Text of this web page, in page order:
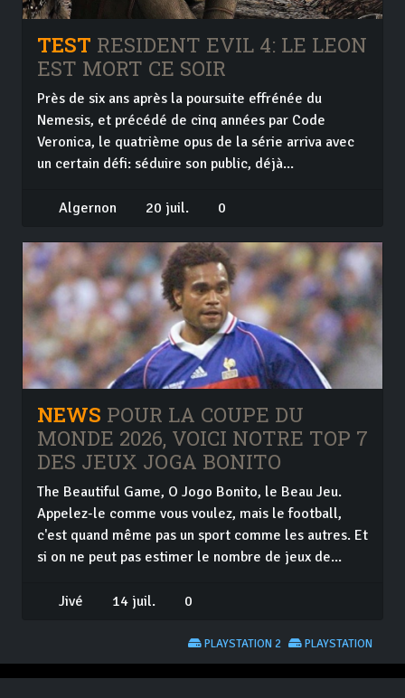
TEST RESIDENT EVIL 4: LE LEON
EST MORT CE SOIR
Près de six ans après la poursuite effrénée du
Nemesis, et précédé de cinq années par Code
Veronica, le quatrième opus de la série arriva avec
un certain défi: séduire son public, déjà...
Algernon 20 juil. 0
NEWS POUR LA COUPE DU
MONDE 2026, VOICI NOTRE TOP 7
DES JEUX JOGA BONITO
The Beautiful Game, O Jogo Bonito, le Beau Jeu.
Appelez-le comme vous voulez, mais le football,
c'est quand même pas un sport comme les autres. Et
si on ne peut pas estimer le nombre de jeux de...
Jivé 14 juil. 0
PLAYSTATION
PLAYSTATION 2